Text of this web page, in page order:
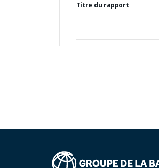
Titre du rapport